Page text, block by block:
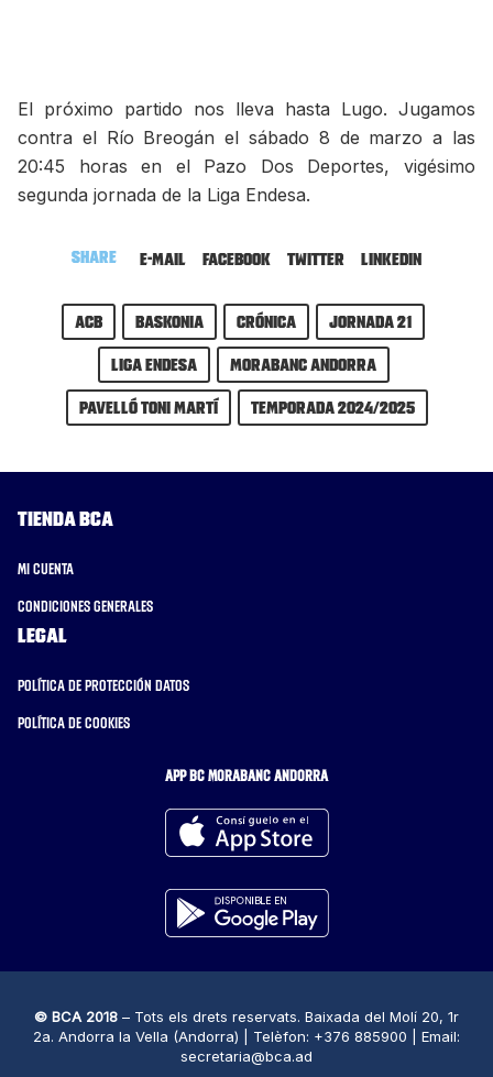
El próximo partido nos lleva hasta Lugo. Jugamos
contra el Río Breogán el sábado 8 de marzo a las
20:45 horas en el Pazo Dos Deportes, vigésimo
segunda jornada de la Liga Endesa.
Share E-mail Facebook Twitter LinkedIn
ACB Baskonia Crónica
Jornada 21
Liga Endesa
MoraBanc Andorra
Pavelló Toni Martí
Temporada 2024/2025
Tienda BCA
Mi cuenta
Condiciones generales
Legal
Política de protección datos
Política de cookies
APP BC MORABANC ANDORRA
© BCA 2018 – Tots els drets reservats. Baixada del Molí 20, 1r
2a. Andorra la Vella (Andorra) | Telèfon: +376 885900 | Email:
secretaria@bca.ad